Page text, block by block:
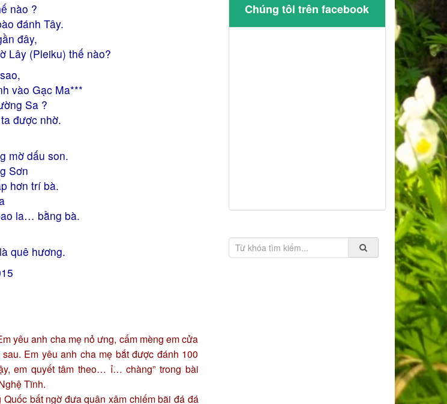
nào ?
đánh Tây.
đây,
Lây (Pleiku) thế nào?
vào Gạc Ma***
Sa ?
được nhờ.
mờ dấu son.
Sơn
hơn trí bà.
la… bằng bà.
quê hương.
yêu anh cha mẹ nỏ ưng, cấm mèng em cửa
Em yêu anh cha mẹ bắt được đánh 100
em quyết tâm theo… ỉ… chàng” trong bài
Tĩnh.
Quốc bất ngờ đưa quân xâm chiếm bãi đá đá
Chúng tôi trên facebook